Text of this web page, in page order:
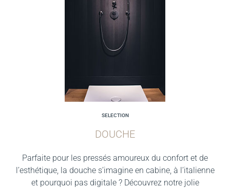
SELECTION
DOUCHE
Parfaite pour les pressés amoureux du confort et de
l’esthétique, la douche s’imagine en cabine, à l’italienne
et pourquoi pas digitale ? Découvrez notre jolie